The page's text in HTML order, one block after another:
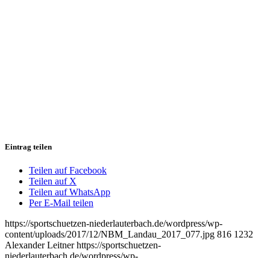
Eintrag teilen
Teilen auf Facebook
Teilen auf X
Teilen auf WhatsApp
Per E-Mail teilen
https://sportschuetzen-niederlauterbach.de/wordpress/wp-
content/uploads/2017/12/NBM_Landau_2017_077.jpg 816 1232
Alexander Leitner https://sportschuetzen-